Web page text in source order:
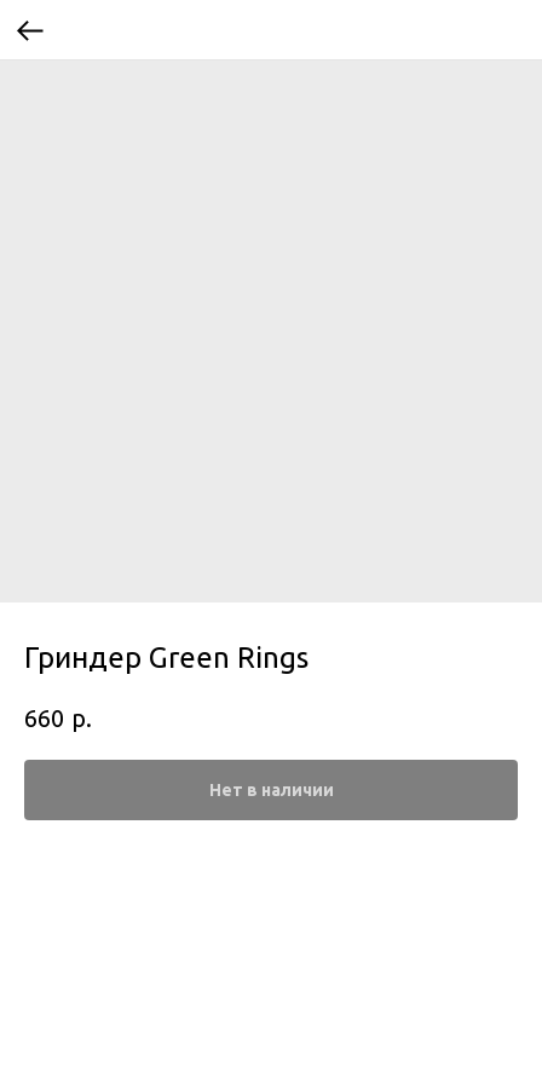
Гриндер Green Rings
660 р.
Нет в наличии